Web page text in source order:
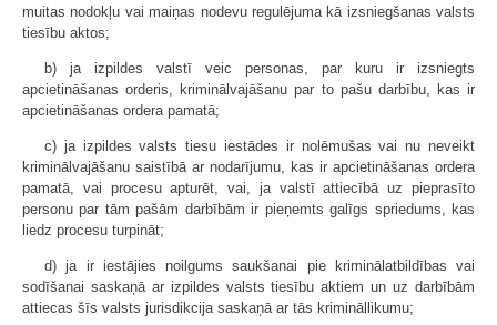
muitas nodokļu vai maiņas nodevu regulējuma kā izsniegšanas valsts
tiesību aktos;
b) ja izpildes valstī veic personas, par kuru ir izsniegts
apcietināšanas orderis, kriminālvajāšanu par to pašu darbību, kas ir
apcietināšanas ordera pamatā;
c) ja izpildes valsts tiesu iestādes ir nolēmušas vai nu neveikt
kriminālvajāšanu saistībā ar nodarījumu, kas ir apcietināšanas ordera
pamatā, vai procesu apturēt, vai, ja valstī attiecībā uz pieprasīto
personu par tām pašām darbībām ir pieņemts galīgs spriedums, kas
liedz procesu turpināt;
d) ja ir iestājies noilgums saukšanai pie kriminālatbildības vai
sodīšanai saskaņā ar izpildes valsts tiesību aktiem un uz darbībām
attiecas šīs valsts jurisdikcija saskaņā ar tās krimināllikumu;